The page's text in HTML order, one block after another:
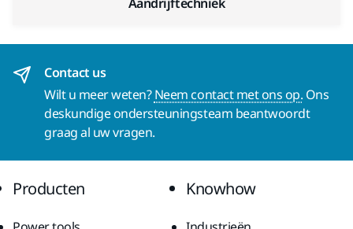
Contact us
Wilt u meer weten?Neem contact met ons op. Ons
deskundige ondersteuningsteam beantwoordt
graag al uw vragen.
Producten Knowhow